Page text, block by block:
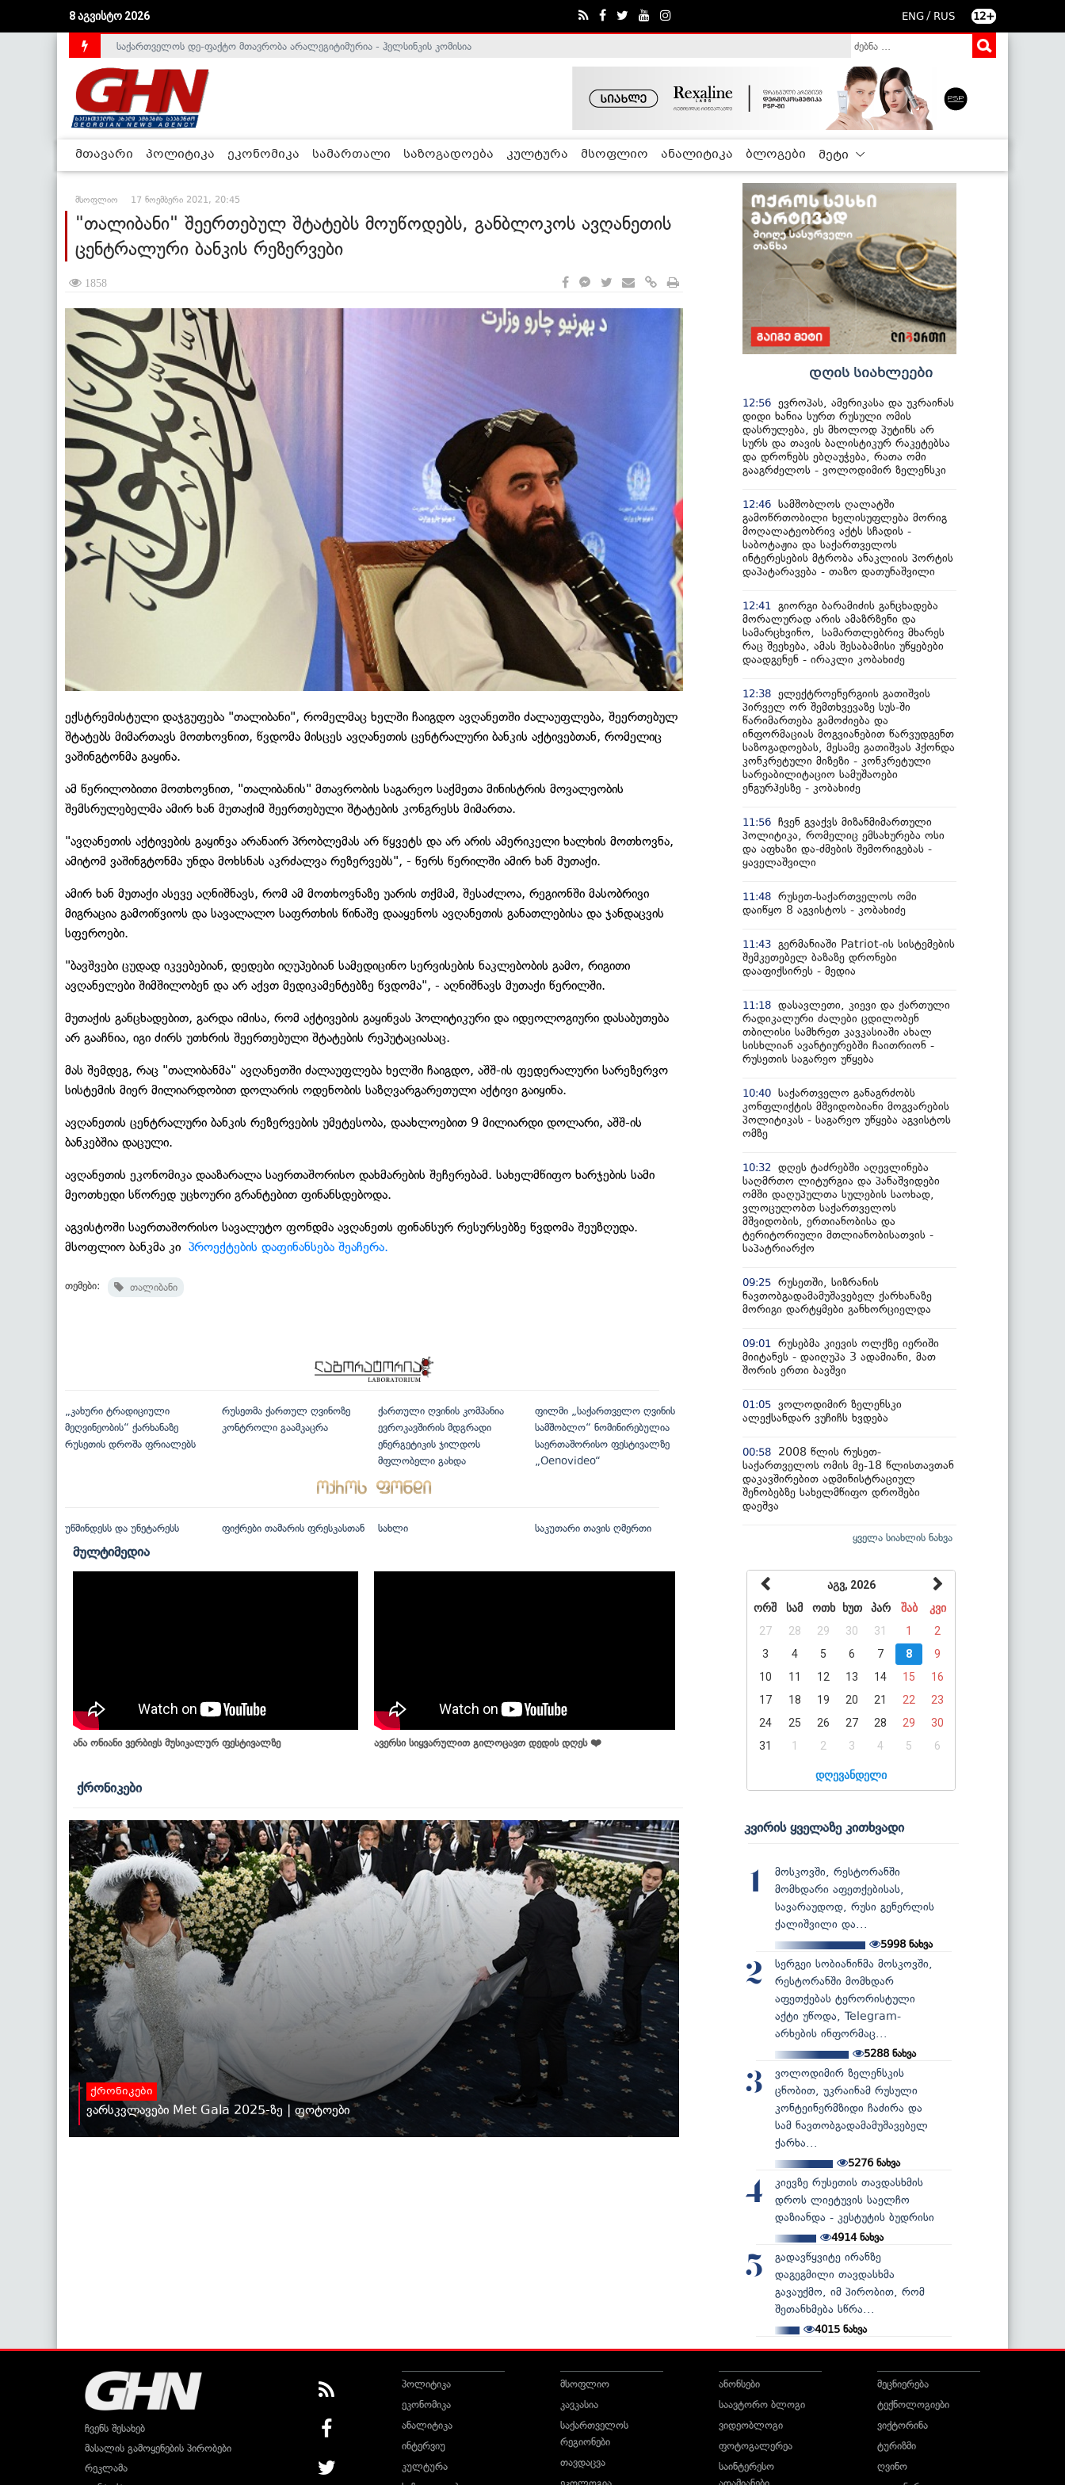
8 აგვისტო 2026 ENG / RUS 12+
საქართველოს დე-ფაქტო მთავრობა არალეგიტიმურია - ჰელსინკის კომისია
მთავარი პოლიტიკა ეკონომიკა სამართალი საზოგადოება კულტურა მსოფლიო ანალიტიკა ბლოგები მეტი
მსოფლიო 17 ნოემბერი 2021, 20:45
"თალიბანი" შეერთებულ შტატებს მოუწოდებს, განბლოკოს ავღანეთის
ცენტრალური ბანკის რეზერვები
1858
ექსტრემისტული დაჯგუფება "თალიბანი", რომელმაც ხელში ჩაიგდო ავღანეთში ძალაუფლება, შეერთებულ
შტატებს მიმართავს მოთხოვნით, წვდომა მისცეს ავღანეთის ცენტრალური ბანკის აქტივებთან, რომელიც
ვაშინგტონმა გაყინა.
ამ წერილობითი მოთხოვნით, "თალიბანის" მთავრობის საგარეო საქმეთა მინისტრის მოვალეობის
შემსრულებელმა ამირ ხან მუთაქიმ შეერთებული შტატების კონგრესს მიმართა.
"ავღანეთის აქტივების გაყინვა არანაირ პრობლემას არ წყვეტს და არ არის ამერიკელი ხალხის მოთხოვნა,
ამიტომ ვაშინგტონმა უნდა მოხსნას აკრძალვა რეზერვებს", - წერს წერილში ამირ ხან მუთაქი.
ამირ ხან მუთაქი ასევე აღნიშნავს, რომ ამ მოთხოვნაზე უარის თქმამ, შესაძლოა, რეგიონში მასობრივი
მიგრაცია გამოიწვიოს და სავალალო საფრთხის წინაშე დააყენოს ავღანეთის განათლებისა და ჯანდაცვის
სფეროები.
"ბავშვები ცუდად იკვებებიან, დედები იღუპებიან სამედიცინო სერვისების ნაკლებობის გამო, რიგითი
ავღანელები შიმშილობენ და არ აქვთ მედიკამენტებზე წვდომა", - აღნიშნავს მუთაქი წერილში.
მუთაქის განცხადებით, გარდა იმისა, რომ აქტივების გაყინვას პოლიტიკური და იდეოლოგიური დასაბუთება
არ გააჩნია, იგი ძირს უთხრის შეერთებული შტატების რეპუტაციასაც.
მას შემდეგ, რაც "თალიბანმა" ავღანეთში ძალაუფლება ხელში ჩაიგდო, აშშ-ის ფედერალური სარეზერვო
სისტემის მიერ მილიარდობით დოლარის ოდენობის საზღვარგარეთული აქტივი გაიყინა.
ავღანეთის ცენტრალური ბანკის რეზერვების უმეტესობა, დაახლოებით 9 მილიარდი დოლარი, აშშ-ის
ბანკებშია დაცული.
ავღანეთის ეკონომიკა დააზარალა საერთაშორისო დახმარების შეჩერებამ. სახელმწიფო ხარჯების სამი
მეოთხედი სწორედ უცხოური გრანტებით ფინანსდებოდა.
აგვისტოში საერთაშორისო სავალუტო ფონდმა ავღანეთს ფინანსურ რესურსებზე წვდომა შეუზღუდა.
მსოფლიო ბანკმა კი პროექტების დაფინანსება შეაჩერა.
თემები: თალიბანი
„კახური ტრადიციული
მეღვინეობის“ ქარხანაზე
რუსეთის დროშა ფრიალებს
რუსეთმა ქართულ ღვინოზე
კონტროლი გაამკაცრა
ქართული ღვინის კომპანია
ევროკავშირის მდგრადი
ენერგეტიკის ჯილდოს
მფლობელი გახდა
ფილმი „საქართველო ღვინის
სამშობლო“ ნომინირებულია
საერთაშორისო ფესტივალზე
„Oenovideo“
უწმინდესს და უნეტარესს ფიქრები თამარის ფრესკასთან სახლი საკუთარი თავის ღმერთი
მულტიმედია
ანა ონიანი ვერბიეს მუსიკალურ ფესტივალზე ავერსი სიყვარულით გილოცავთ დედის დღეს ❤️
ქრონიკები
ქრონიკები
ვარსკვლავები Met Gala 2025-ზე | ფოტოები
დღის სიახლეები
12:56 ევროპას, ამერიკასა და უკრაინას
დიდი ხანია სურთ რუსული ომის
დასრულება, ეს მხოლოდ პუტინს არ
სურს და თავის ბალისტიკურ რაკეტებსა
და დრონებს ებღაუჭება, რათა ომი
გააგრძელოს - ვოლოდიმირ ზელენსკი
12:46 სამშობლოს ღალატში
გამოწრთობილი ხელისუფლება მორიგ
მოღალატეობრივ აქტს სჩადის -
საბოტაჟია და საქართველოს
ინტერესების მტრობა ანაკლიის პორტის
დაპატარავება - თაზო დათუნაშვილი
12:41
გიორგი ბარამიძის განცხადება
მორალურად არის ამაზრზენი და
სამარცხვინო, სამართლებრივ მხარეს
რაც შეეხება, ამას შესაბამისი უწყებები
დაადგენენ - ირაკლი კობახიძე
12:38 ელექტროენერგიის გათიშვის
პირველ ორ შემთხვევაზე სუს-ში
წარიმართება გამოძიება და
ინფორმაციას მოგვიანებით წარვუდგენთ
საზოგადოებას, მესამე გათიშვას ჰქონდა
კონკრეტული მიზეზი - კონკრეტული
სარეაბილიტაციო სამუშაოები
ენგურჰესზე - კობახიძე
11:56 ჩვენ გვაქვს მიზანმიმართული
პოლიტიკა, რომელიც ემსახურება ოსი
და აფხაზი და-ძმების შემორიგებას -
ყაველაშვილი
11:48 რუსეთ-საქართველოს ომი
დაიწყო 8 აგვისტოს - კობახიძე
11:43 გერმანიაში Patriot-ის სისტემების
შემკეთებელ ბაზაზე დრონები
დააფიქსირეს - მედია
11:18 დასავლეთი, კიევი და ქართული
რადიკალური ძალები ცდილობენ
თბილისი სამხრეთ კავკასიაში ახალ
სისხლიან ავანტიურებში ჩაითრიონ -
რუსეთის საგარეო უწყება
10:40 საქართველო განაგრძობს
კონფლიქტის მშვიდობიანი მოგვარების
პოლიტიკას - საგარეო უწყება აგვისტოს
ომზე
10:32
დღეს ტაძრებში აღევლინება
საღმრთო ლიტურგია და პანაშვიდები
ომში დაღუპულთა სულების საოხად,
ვლოცულობთ საქართველოს
მშვიდობის, ერთიანობისა და
ტერიტორიული მთლიანობისათვის -
საპატრიარქო
09:25 რუსეთში, სიზრანის
ნავთობგადამამუშავებელ ქარხანაზე
მორიგი დარტყმები განხორციელდა
09:01
რუსებმა კიევის ოლქზე იერიში
მიიტანეს - დაიღუპა 3 ადამიანი, მათ
შორის ერთი ბავშვი
01:05 ვოლოდიმირ ზელენსკი
ალექსანდარ ვუჩიჩს ხვდება
00:58
2008 წლის რუსეთ-
საქართველოს ომის მე-18 წლისთავთან
დაკავშირებით ადმინისტრაციულ
შენობებზე სახელმწიფო დროშები
დაეშვა
ყველა სიახლის ნახვა
აგვ, 2026
ორშ
სამ ოთხ ხუთ პარ შაბ
კვი
27
28 29 30 31 1
2
3
4 5 6 7 8
9
10
11 12 13 14 15
16
17
18 19 20 21 22
23
24
25 26 27 28 29
30
31
1 2 3 4 5 6
დღევანდელი
კვირის ყველაზე კითხვადი
1
მოსკოვში, რესტორანში
მომხდარი აფეთქებისას,
სავარაუდოდ, რუსი გენერლის
ქალიშვილი და...
5998 ნახვა
2
სერგეი სობიანინმა მოსკოვში,
რესტორანში მომხდარ
აფეთქებას ტერორისტული
აქტი უწოდა, Telegram-
არხების ინფორმაც...
5288 ნახვა
3
ვოლოდიმირ ზელენსკის
ცნობით, უკრაინამ რუსული
კონტეინერმზიდი ჩაძირა და
სამ ნავთობგადამამუშავებელ
ქარხა...
5276ნახვა
4
კიევზე რუსეთის თავდასხმის
დროს ლიეტუვის საელჩო
დაზიანდა - კესტუტის ბუდრისი
4914ნახვა
5
გადავწყვიტე ირანზე
დაგეგმილი თავდასხმა
გავაუქმო, იმ პირობით, რომ
შეთანხმება სწრა...
4015 ნახვა
ჩვენს შესახებ
მასალის გამოყენების პირობები
რეკლამა
პოლიტიკა
ეკონომიკა
ანალიტიკა
ინტერვიუ
კულტურა
მსოფლიო
კავკასია
საქართველოს
რეგიონები
თავდაცვა
ანონსები
საავტორო ბლოგი
ვიდეობლოგი
ფოტოგალერეა
საინტერესო
მეცნიერება
ტექნოლოგიები
ვიქტორინა
ტურიზმი
ღვინო